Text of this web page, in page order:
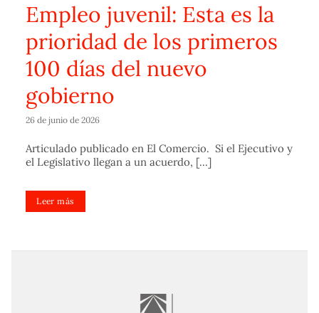
Empleo juvenil: Esta es la
prioridad de los primeros
100 días del nuevo
gobierno
26 de junio de 2026
Articulado publicado en El Comercio. Si el Ejecutivo y
el Legislativo llegan a un acuerdo, [...]
Leer más